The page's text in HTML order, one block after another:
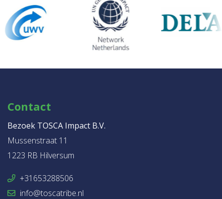
Contact
Bezoek TOSCA Impact B.V.
Mussenstraat 11
1223 RB Hilversum
+31653288506
info@toscatribe.nl